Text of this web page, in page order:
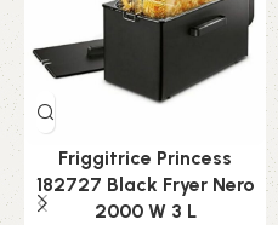
Friggitrice Princess
182727 Black Fryer Nero
2000 W 3 L